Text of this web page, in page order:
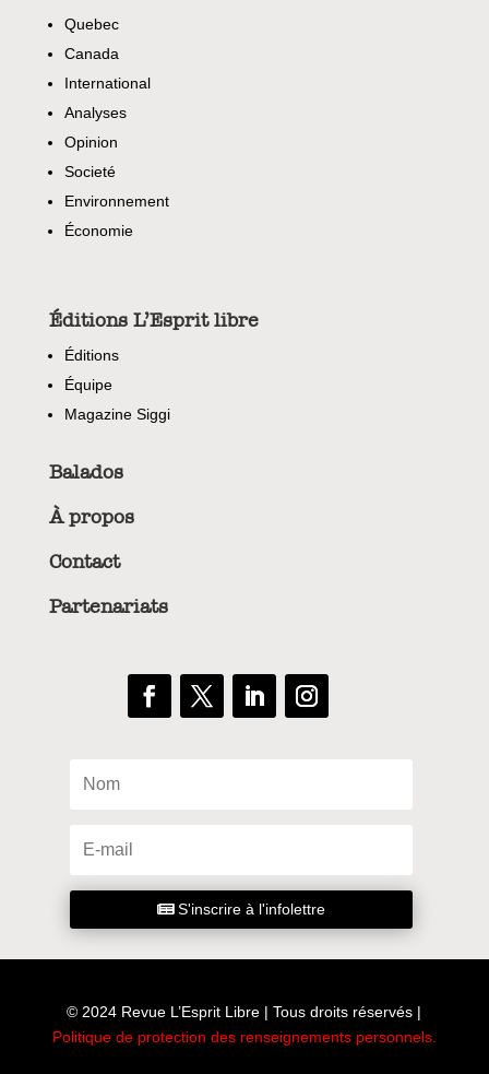
Quebec
Canada
International
Analyses
Opinion
Societé
Environnement
Économie
Éditions L’Esprit libre
Éditions
Équipe
Magazine Siggi
Balados
À propos
Contact
Partenariats
S'inscrire à l'infolettre
© 2024 Revue L’Esprit Libre | Tous droits réservés |
Politique de protection des renseignements personnels.